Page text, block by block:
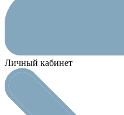
Личный кабинет